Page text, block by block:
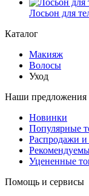
Лосьон для
Каталог
Макияж
Волосы
Уход
Наши предложения
Новинки
Популярные
Распродажи и
Уцененные
Помощь и сервисы